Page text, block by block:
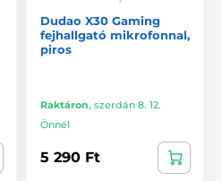
Dudao X30 Gaming
fejhallgató mikrofonnal,
piros
Raktáron, szerdán 8. 12.
Önnél
5 290 Ft